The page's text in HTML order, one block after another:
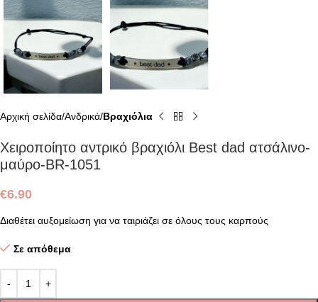
Αρχική σελίδα Ανδρικά Βραχιόλια
Χειροποίητο αντρικό βραχιόλι Best dad ατσάλινο-
μαύρο-BR-1051
€6.90
Διαθέτει αυξομείωση για να ταιριάζει σε όλους τους καρπούς
Σε απόθεμα